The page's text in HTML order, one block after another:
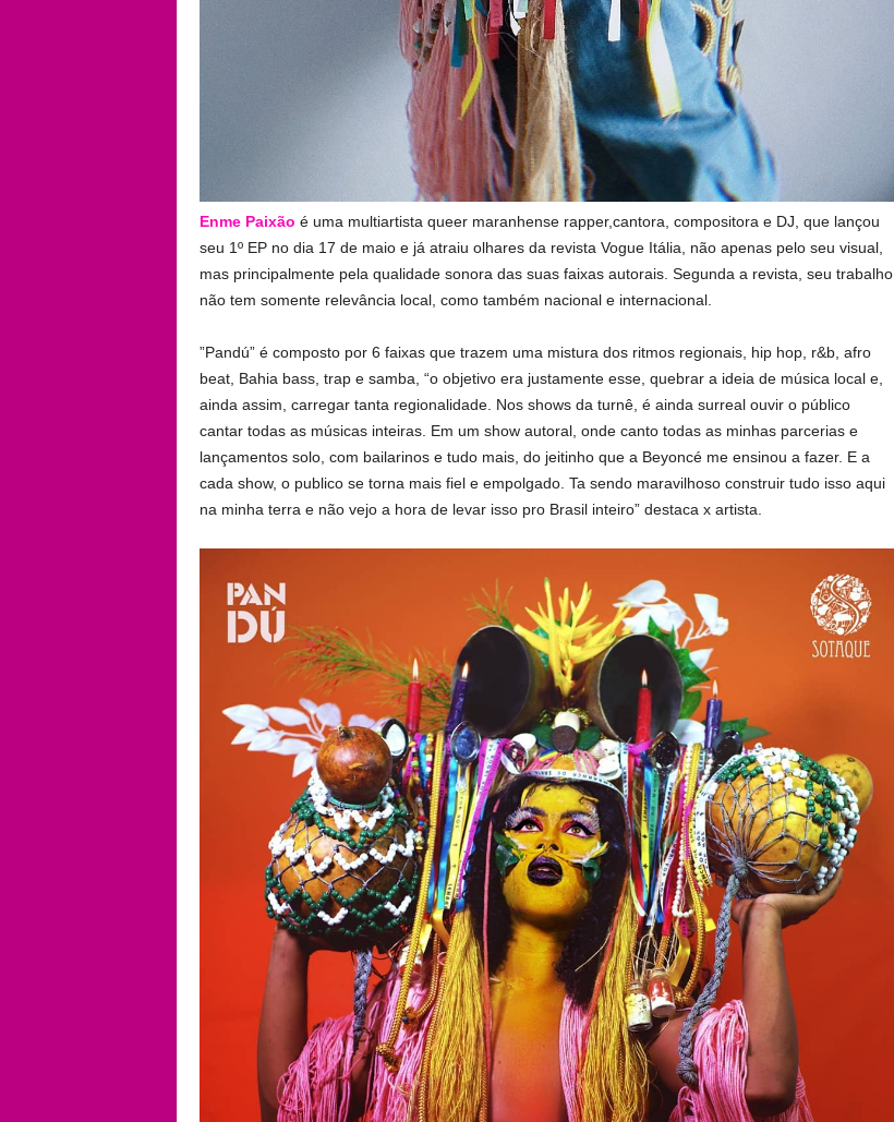
Enme Paixão é uma multiartista queer maranhense rapper,cantora, compositora e DJ, que lançou
seu 1º EP no dia 17 de maio e já atraiu olhares da revista Vogue Itália, não apenas pelo seu visual,
mas principalmente pela qualidade sonora das suas faixas autorais. Segunda a revista, seu trabalho
não tem somente relevância local, como também nacional e internacional.
”Pandú” é composto por 6 faixas que trazem uma mistura dos ritmos regionais, hip hop, r&b, afro
beat, Bahia bass, trap e samba, “o objetivo era justamente esse, quebrar a ideia de música local e,
ainda assim, carregar tanta regionalidade. Nos shows da turnê, é ainda surreal ouvir o público
cantar todas as músicas inteiras. Em um show autoral, onde canto todas as minhas parcerias e
lançamentos solo, com bailarinos e tudo mais, do jeitinho que a Beyoncé me ensinou a fazer. E a
cada show, o publico se torna mais fiel e empolgado. Ta sendo maravilhoso construir tudo isso aqui
na minha terra e não vejo a hora de levar isso pro Brasil inteiro” destaca x artista.